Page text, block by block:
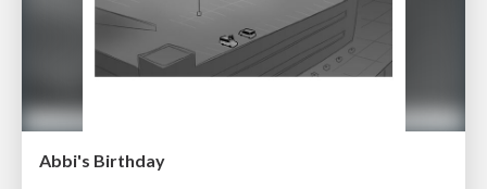
Abbi's Birthday